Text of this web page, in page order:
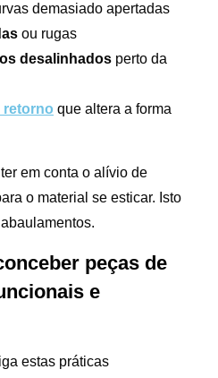
demasiado apertadas
ou rugas
desalinhados perto da
retorno que altera a forma
em conta o alívio de
o material se esticar. Isto
peças de
e
estas práticas